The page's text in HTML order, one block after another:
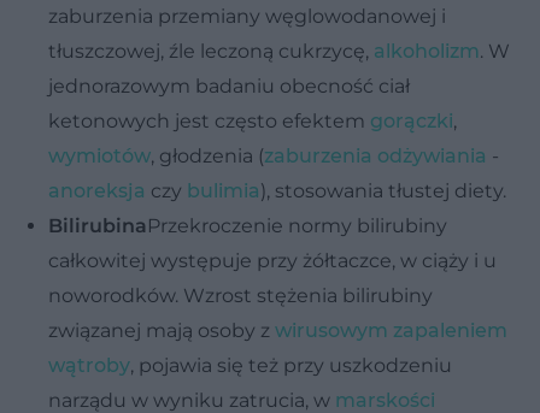
zaburzenia przemiany węglowodanowej i
tłuszczowej, źle leczoną cukrzycę, alkoholizm. W
jednorazowym badaniu obecność ciał
ketonowych jest często efektem gorączki,
wymiotów, głodzenia (zaburzenia odżywiania -
anoreksja czy bulimia), stosowania tłustej diety.
BilirubinaPrzekroczenie normy bilirubiny
całkowitej występuje przy żółtaczce, w ciąży i u
noworodków. Wzrost stężenia bilirubiny
związanej mają osoby z wirusowym zapaleniem
wątroby, pojawia się też przy uszkodzeniu
narządu w wyniku zatrucia, w marskości